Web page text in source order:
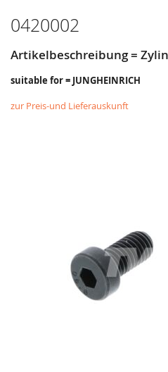
0420002
Artikelbeschreibung =
suitable for = JUNGHEINRICH
zur Preis-und Lieferauskunft